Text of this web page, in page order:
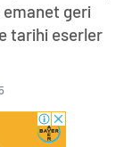
geri
tarihi eserler